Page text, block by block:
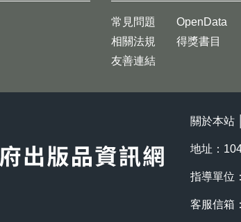
常見問題
相關法規
友善連結
OpenData
得獎書目
關於本站
地址：
指導單位
客服信箱：